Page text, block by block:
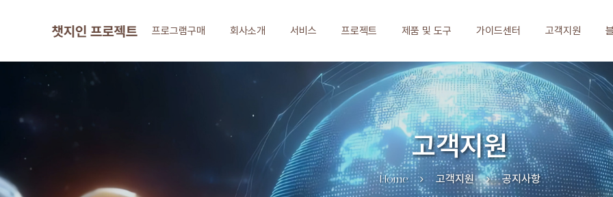
프로그램구매 회사소개 서비스 프로젝트 제품 및 도구 가이드센터 고객지원
고객지원
Home 고객지원 공지사항